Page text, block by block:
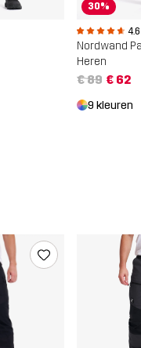
30%
Nordwand
Heren
€ 89 € 62
9 kleuren